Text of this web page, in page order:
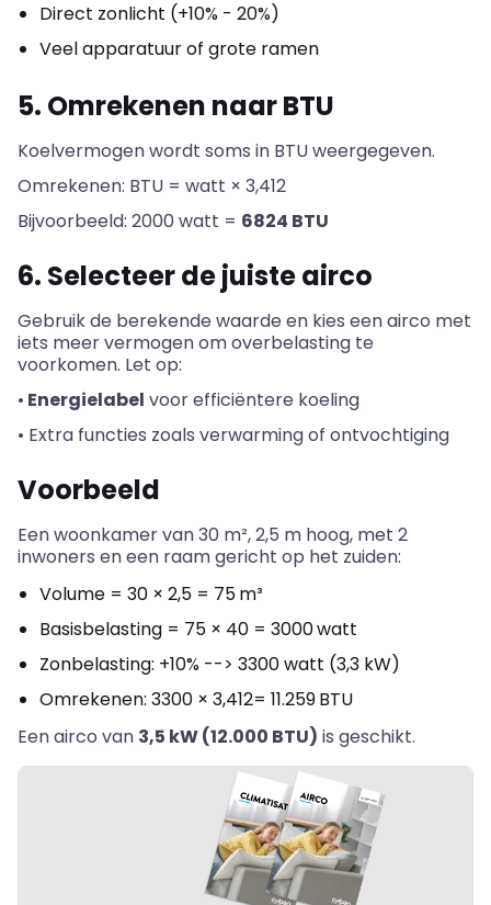
Direct zonlicht (+10% - 20%)
Veel apparatuur of grote ramen
5. Omrekenen naar BTU
Koelvermogen wordt soms in BTU weergegeven.
Omrekenen: BTU = watt × 3,412
Bijvoorbeeld: 2000 watt = 6824 BTU
6. Selecteer de juiste airco
Gebruik de berekende waarde en kies een airco met
iets meer vermogen om overbelasting te
voorkomen. Let op:
• Energielabel voor efficiëntere koeling
• Extra functies zoals verwarming of ontvochtiging
Voorbeeld
Een woonkamer van 30 m², 2,5 m hoog, met 2
inwoners en een raam gericht op het zuiden:
Volume = 30 × 2,5 = 75m³
Basisbelasting = 75 × 40 = 3000watt
Zonbelasting: +10% --> 3300 watt (3,3 kW)
Omrekenen: 3300 × 3,412= 11.259BTU
Een airco van 3,5 kW (12.000 BTU) is geschikt.